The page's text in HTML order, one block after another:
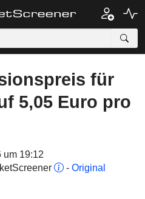
für
5,05 Euro pro
um 19:12
- Original